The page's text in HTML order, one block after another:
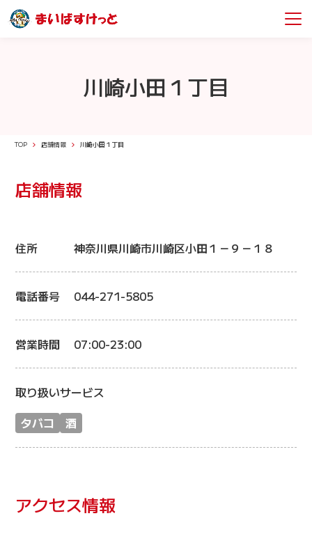
川崎小田１丁目
TOP 店舗情報 川崎小田１丁目
店舗情報
住所 神奈川県川崎市川崎区小田１－９－１８
電話番号 044-271-5805
営業時間 07:00-23:00
取り扱いサービス
タバコ
酒
アクセス情報